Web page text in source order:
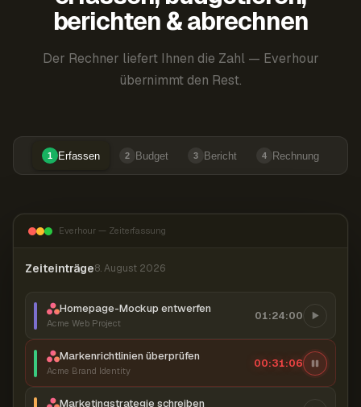
berichten & abrechnen
Der Rechner liefert Ihnen die Zahl — Everhour
übernimmt den Rest.
1 Erfassen 2 Budget 3 Bericht 4 Rechnung
Everhour — Zeiterfassung
Zeiteinträge8. August 2026
Homepage-Mockup entwerfen
Acme Web Project
01:24:00
Markenrichtlinien überprüfen
Acme Brand Identity
00:31:07
Marketingstrategie schreiben